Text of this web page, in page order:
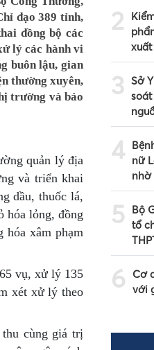
đạo 389 tỉnh,
đồng bộ các
lý các hành vi
buôn lậu, gian
thường xuyên,
trường và bảo
quản lý địa
và triển khai
dầu, thuốc lá,
hóa lỏng, đồng
hóa xâm phạm
vụ, xử lý 135
xét xử lý theo
cùng giá trị
2
3 Sở
4 nữ
nhờ
5
Bộ
tổ
6
Cơ
với